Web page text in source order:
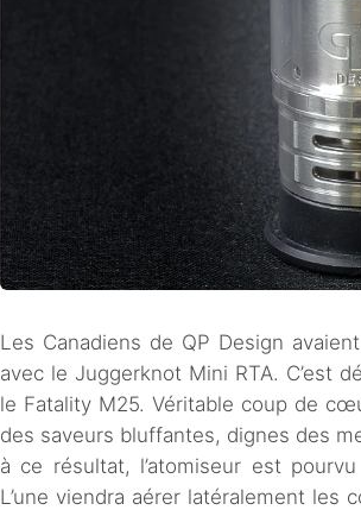
Les Canadiens de QP Design
avec le Juggerknot Mini RTA. C’est
le Fatality M25. Véritable coup de
des saveurs bluffantes, dignes des
à ce résultat, l’atomiseur est
L’une viendra aérer latéralement les